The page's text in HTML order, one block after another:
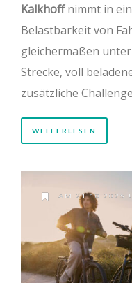
Kalkhoffnimmt in
Belastbarkeit von
gleichermaßen
Strecke, voll
zusätzliche
WEITERLESEN
AM 21.10.2025